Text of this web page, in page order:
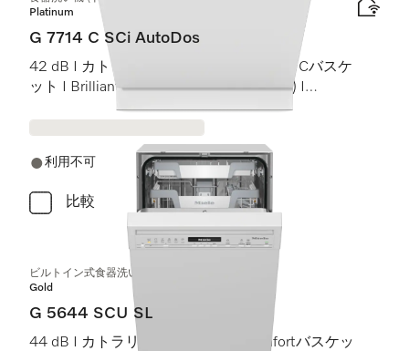
Platinum
G 7714 C SCi AutoDos
42 dB I カトラリートレイ I MaxiComfort Cバスケ
ット I BrilliantLight (ブリリアントライト) I
利用不可
比較
ビルトイン式食器洗い機（45 cm）
Gold
G 5644 SCU SL
44 dB I カトラリートレイ I ExtraComfortバスケッ